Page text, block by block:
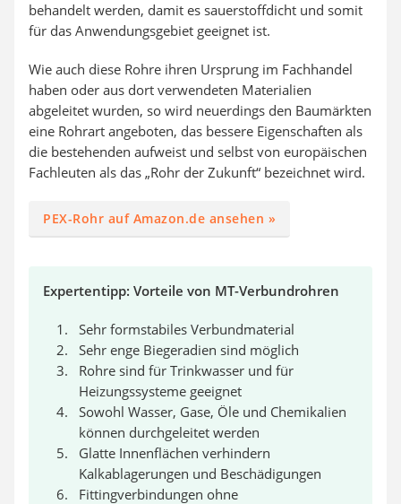
behandelt werden, damit es sauerstoffdicht und somit
für das Anwendungsgebiet geeignet ist.
Wie auch diese Rohre ihren Ursprung im Fachhandel
haben oder aus dort verwendeten Materialien
abgeleitet wurden, so wird neuerdings den Baumärkten
eine Rohrart angeboten, das bessere Eigenschaften als
die bestehenden aufweist und selbst von europäischen
Fachleuten als das „Rohr der Zukunft“ bezeichnet wird.
PEX-Rohr auf Amazon.de ansehen »
Expertentipp: Vorteile von MT-Verbundrohren
Sehr formstabiles Verbundmaterial
Sehr enge Biegeradien sind möglich
Rohre sind für Trinkwasser und für
Heizungssysteme geeignet
Sowohl Wasser, Gase, Öle und Chemikalien
können durchgeleitet werden
Glatte Innenflächen verhindern
Kalkablagerungen und Beschädigungen
Fittingverbindungen ohne